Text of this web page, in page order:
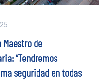
Maestro de
“Tendremos
seguridad en todas